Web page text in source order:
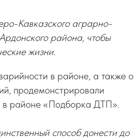
Кавказского аграрно-
района, чтобы
жизни.
в районе, а также о
продемонстрировали
в районе «Подборка ДТП».
способ донести до